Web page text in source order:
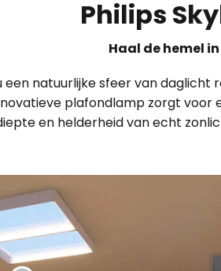
Philips
Haal de hemel
een natuurlijke sfeer van
plafondlamp zorgt
en helderheid van echt